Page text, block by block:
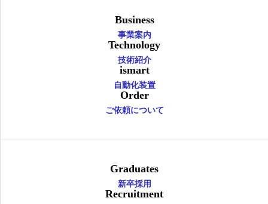
Business
事業案内
Technology
技術紹介
ismart
自動化装置
Order
ご依頼について
Graduates
新卒採用
Recruitment